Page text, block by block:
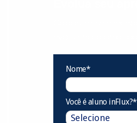
Nome*
Você é aluno inFlux?*